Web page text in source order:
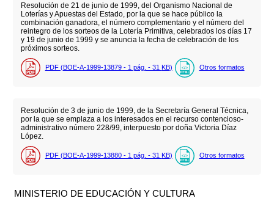
Resolución de 21 de junio de 1999, del Organismo Nacional de
Loterías y Apuestas del Estado, por la que se hace público la
combinación ganadora, el número complementario y el número del
reintegro de los sorteos de la Lotería Primitiva, celebrados los días 17
y 19 de junio de 1999 y se anuncia la fecha de celebración de los
próximos sorteos.
PDF (BOE-A-1999-13879 - 1 pág. - 31 KB) Otros formatos
Resolución de 3 de junio de 1999, de la Secretaría General Técnica,
por la que se emplaza a los interesados en el recurso contencioso-
administrativo número 228/99, interpuesto por doña Victoria Díaz
López.
PDF (BOE-A-1999-13880 - 1 pág. - 31 KB) Otros formatos
MINISTERIO DE EDUCACIÓN Y CULTURA